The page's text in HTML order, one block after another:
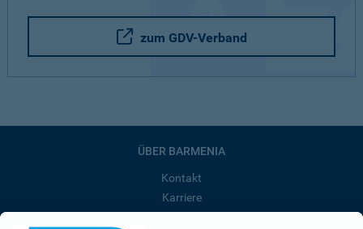
zum GDV-Verband
ÜBER BARMENIA
Kontakt
Karriere